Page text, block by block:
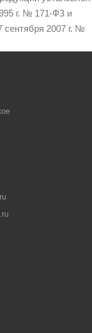
г. № 171-ФЗ и
сентября 2007 г. №